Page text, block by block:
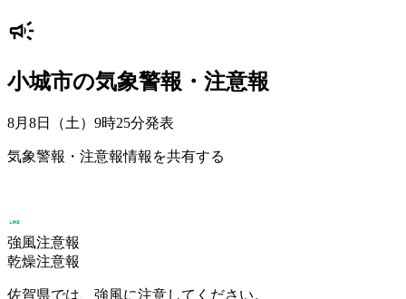
小城市の気象警報・注意報
8月8日（土）9時25分発表
気象警報・注意報情報を共有する
強風注意報
乾燥注意報
佐賀県では、強風に注意してください。